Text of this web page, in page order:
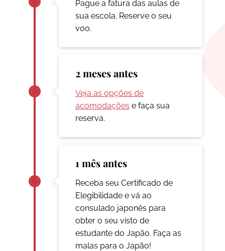
Pague a fatura das aulas de
sua escola. Reserve o seu
voo.
2 meses antes
Veja as opções de
acomodações e faça sua
reserva.
1 mês antes
Receba seu Certificado de
Elegibilidade e vá ao
consulado japonês para
obter o seu visto de
estudante do Japão. Faça as
malas para o Japão!